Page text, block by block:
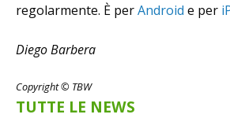
regolarmente. È perAndroid e per
Diego Barbera
Copyright © TBW
TUTTE LE NEWS